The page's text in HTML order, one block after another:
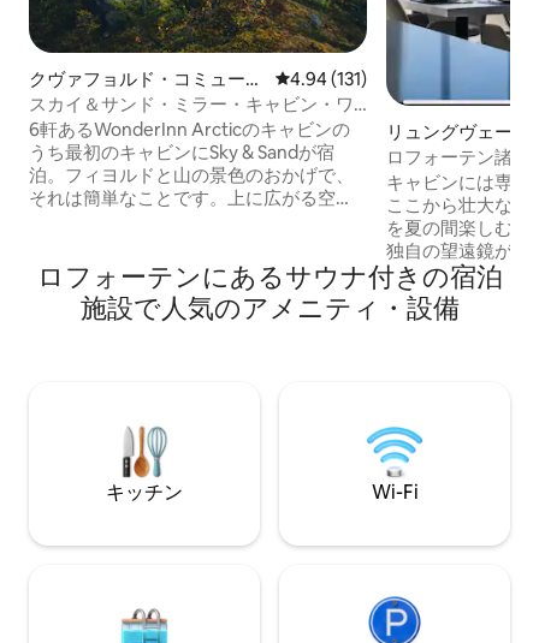
クヴァフョルド・コミューン
のタイニーハウス
レビュー131件、5つ星中4.94つ
4.94 (131)
スカイ＆サンド・ミラー・キャビン・ワ
ンダーイン・アークティック
6軒あるWonderInn Arcticのキャビンの
うち最初のキャビンにSky & Sandが宿
泊。フィヨルドと山の景色のおかげで、
それは簡単なことです。上に広がる空
で名付けられました。鏡のようなガラス
は、光の変化に合わせて両方を反射しま
20分、エヴェネスまで1時間。敷地内のサ
ウナをご予約いただけます。リネン、タ
オル、バスローブ、スリッパ。天窓、遮
光なし - スリープマスク。
リュングヴェール
ス
ロフォーテン諸
付きの壮大なキャ
キャビンには専用
ここから壮大なオ
を夏の間楽しむことが
独自の望遠鏡があります テラ
で、太陽がよく当
を避けられます キャビンは8人用で広々
としており、65
ーテンリンクス20分 ハイキング
チ、ゴルフ、スキ
ぐそばにあります
ロフォーテンにあるサウナ付きの宿泊
施設で人気のアメニティ・設備
キッチン Wi-Fi